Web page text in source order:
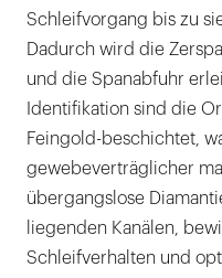
Schleifvorgang bis zu
Dadurch wird die
und die Spanabfuhr
Identifikation sind die
Feingold-beschichtet,
gewebeverträglicher
übergangslose
liegenden Kanälen,
Schleifverhalten und